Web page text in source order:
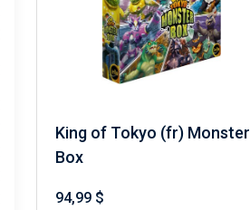
King of Tokyo (fr) Monster
Box
94,99 $